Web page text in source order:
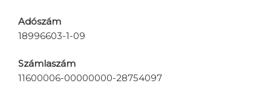
Adószám
18996603-1-09
Számlaszám
11600006-00000000-28754097